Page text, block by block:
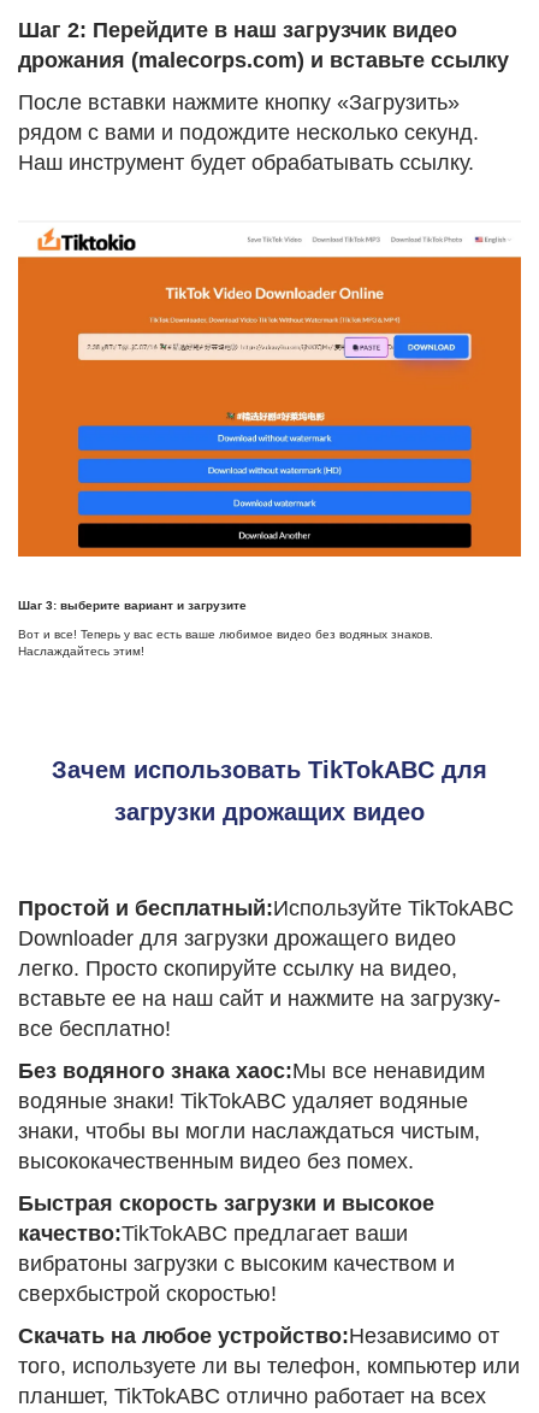
Шаг 2: Перейдите в наш загрузчик видео
дрожания (malecorps.com) и вставьте ссылку
После вставки нажмите кнопку «Загрузить»
рядом с вами и подождите несколько секунд.
Наш инструмент будет обрабатывать ссылку.
Шаг 3: выберите вариант и загрузите
Вот и все! Теперь у вас есть ваше любимое видео без водяных знаков.
Наслаждайтесь этим!
Зачем использовать TikTokABC для
загрузки дрожащих видео
Простой и бесплатный:Используйте TikTokABC
Downloader для загрузки дрожащего видео
легко. Просто скопируйте ссылку на видео,
вставьте ее на наш сайт и нажмите на загрузку-
все бесплатно!
Без водяного знака хаос:Мы все ненавидим
водяные знаки! TikTokABC удаляет водяные
знаки, чтобы вы могли наслаждаться чистым,
высококачественным видео без помех.
Быстрая скорость загрузки и высокое
качество:TikTokABC предлагает ваши
вибратоны загрузки с высоким качеством и
сверхбыстрой скоростью!
Скачать на любое устройство:Независимо от
того, используете ли вы телефон, компьютер или
планшет, TikTokABC отлично работает на всех